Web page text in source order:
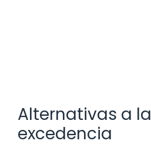
Alternativas a la
excedencia